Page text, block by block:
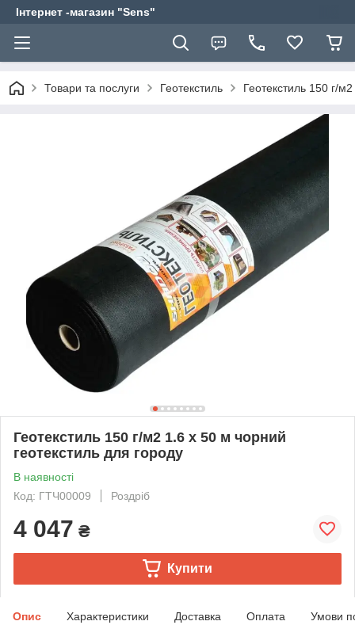
Інтернет -магазин "Sens"
Товари та послуги Геотекстиль Геотекстиль 150 г/
Геотекстиль 150 г/м2 1.6 х 50 м чорний
геотекстиль для городу
В наявності
Код: ГТЧ00009
Роздріб
4 047 ₴
Купити
Опис Характеристики Доставка Оплата Умови